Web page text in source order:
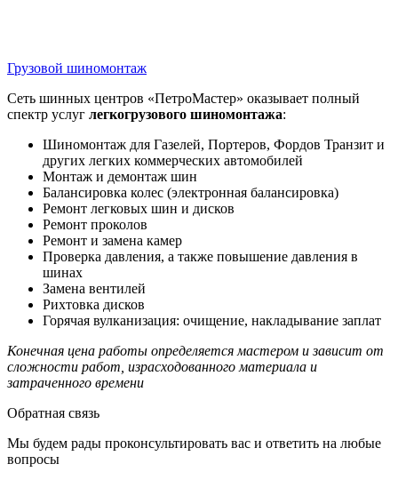
Грузовой шиномонтаж
Сеть шинных центров «ПетроМастер» оказывает полный
спектр услуг легкогрузового шиномонтажа:
Шиномонтаж для Газелей, Портеров, Фордов Транзит и
других легких коммерческих автомобилей
Монтаж и демонтаж шин
Балансировка колес (электронная балансировка)
Ремонт легковых шин и дисков
Ремонт проколов
Ремонт и замена камер
Проверка давления, а также повышение давления в
шинах
Замена вентилей
Рихтовка дисков
Горячая вулканизация: очищение, накладывание заплат
Конечная цена работы определяется мастером и зависит от
сложности работ, израсходованного материала и
затраченного времени
Обратная связь
Мы будем рады проконсультировать вас и ответить на любые
вопросы